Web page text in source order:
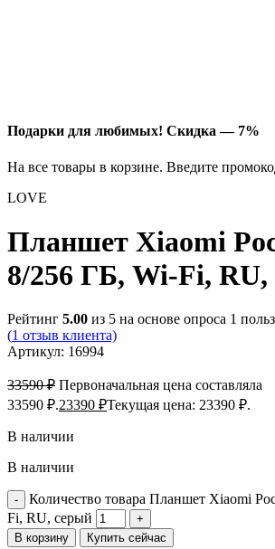
Подарки для любимых! Скидка — 7%
На все товары в корзине. Введите
LOVE
Планшет Xiaomi
8/256 ГБ, Wi-Fi,
Рейтинг 5.00 из 5 на основе опроса 1
(1 отзыв клиента)
Артикул: 16994
33590₽ Первоначальная цена составляла
33590 ₽.23390 ₽Текущая цена: 23390 ₽.
В наличии
В наличии
Количество товара Планшет Xiaomi
Fi, RU, серый
В корзину Купить сейчас